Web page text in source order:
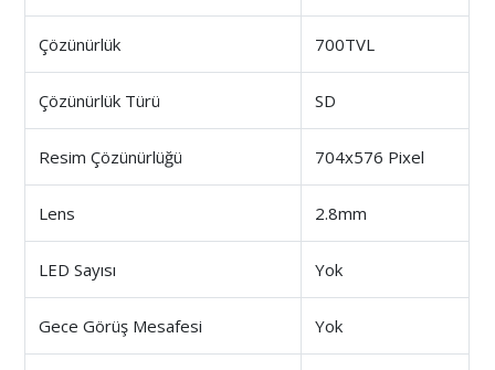
Çözünürlük 700TVL
Çözünürlük Türü SD
Resim Çözünürlüğü 704x576 Pixel
Lens 2.8mm
LED Sayısı Yok
Gece Görüş Mesafesi Yok